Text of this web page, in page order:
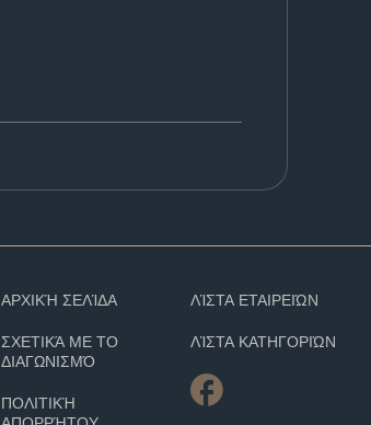
ΑΡΧΙΚΉ ΣΕΛΊΔΑ
ΣΧΕΤΙΚΆ ΜΕ ΤΟ
ΔΙΑΓΩΝΙΣΜΌ
ΠΟΛΙΤΙΚΉ
ΛΊΣΤΑ ΕΤΑΙΡΕΙΏΝ
ΛΊΣΤΑ ΚΑΤΗΓΟΡΙΏΝ